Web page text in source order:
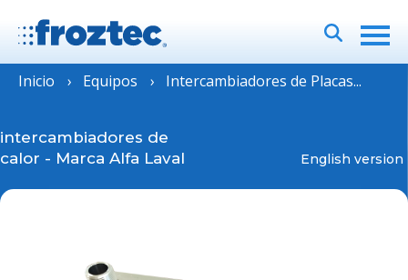
Inicio Equipos Intercambiadores de Placas...
intercambiadores de
calor - Marca Alfa Laval English version